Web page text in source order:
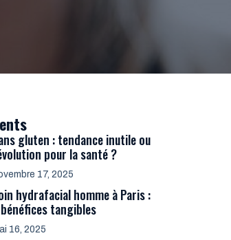
gluten : tendance inutile ou
pour la santé ?
17, 2025
hydrafacial homme à Paris :
tangibles
16, 2025